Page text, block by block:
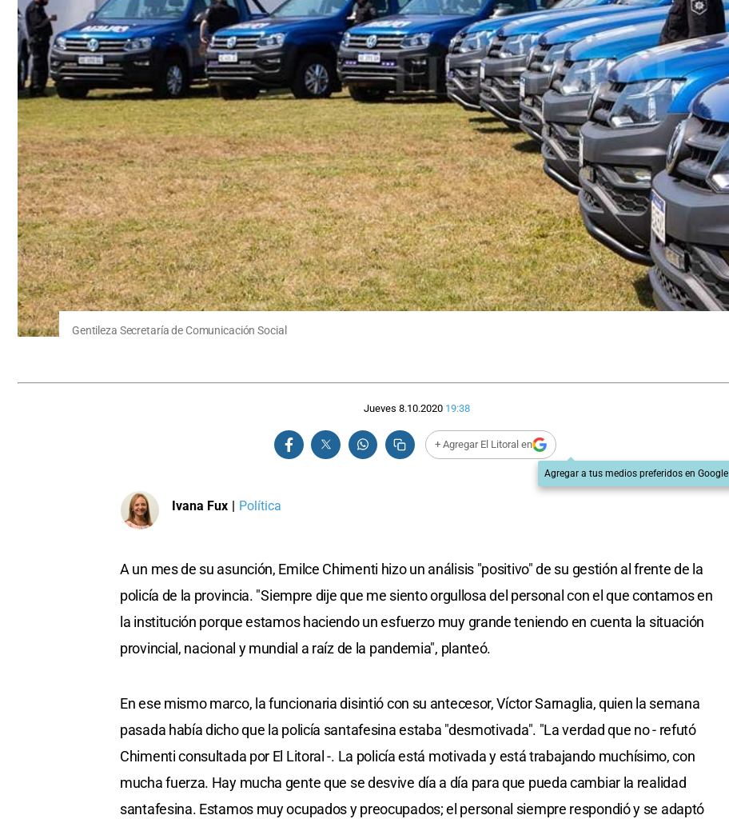
Gentileza Secretaría de Comunicación Social
Jueves 8.10.2020 19:38
+ Agregar El Litoral en
Agregar a tus medios preferidos en Google
Ivana Fux | Política
A un mes de su asunción, Emilce Chimenti hizo un análisis "positivo" de su gestión al frente de la
policía de la provincia. "Siempre dije que me siento orgullosa del personal con el que contamos en
la institución porque estamos haciendo un esfuerzo muy grande teniendo en cuenta la situación
provincial, nacional y mundial a raíz de la pandemia", planteó.
En ese mismo marco, la funcionaria disintió con su antecesor, Víctor Sarnaglia, quien la semana
pasada había dicho que la policía santafesina estaba "desmotivada". "La verdad que no - refutó
Chimenti consultada por El Litoral -. La policía está motivada y está trabajando muchísimo, con
mucha fuerza. Hay mucha gente que se desvive día a día para que pueda cambiar la realidad
santafesina. Estamos muy ocupados y preocupados; el personal siempre respondió y se adaptó